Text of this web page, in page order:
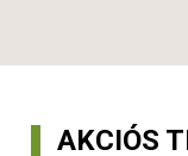
AKCIÓS